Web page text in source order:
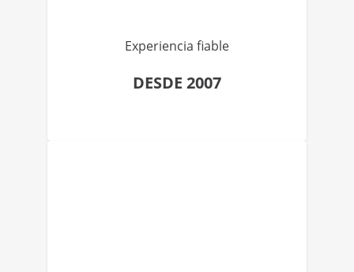
Experiencia fiable
DESDE 2007